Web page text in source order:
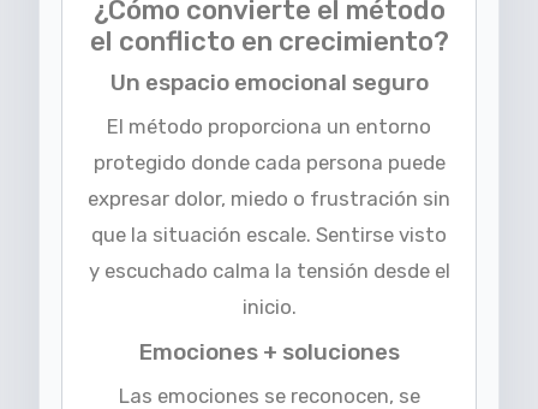
¿Cómo convierte el método
el conflicto en crecimiento?
Un espacio emocional seguro
El método proporciona un entorno
protegido donde cada persona puede
expresar dolor, miedo o frustración sin
que la situación escale. Sentirse visto
y escuchado calma la tensión desde el
inicio.
Emociones + soluciones
Las emociones se reconocen, se